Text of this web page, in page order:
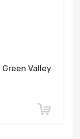
Valley